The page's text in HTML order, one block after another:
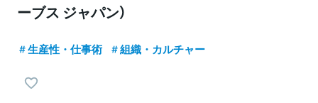
ーブス ジャパン）
生産性・仕事術 組織・カルチャー